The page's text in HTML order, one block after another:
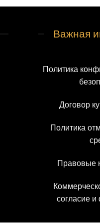
Важная
Политика
Договор
Политика
Правовые
согласие